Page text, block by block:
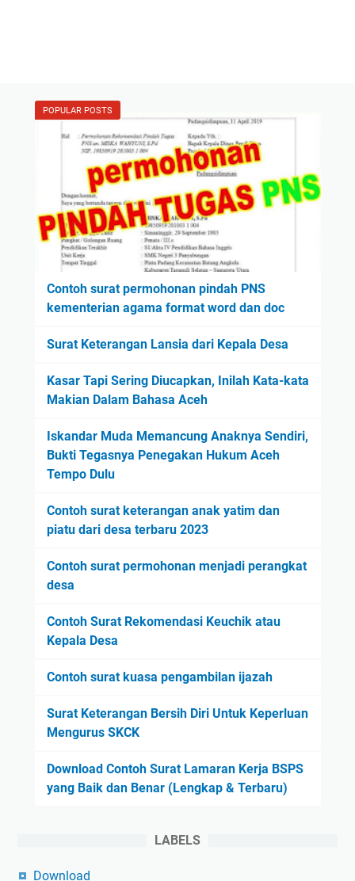
POPULAR POSTS
Contoh surat permohonan pindah PNS
kementerian agama format word dan doc
Surat Keterangan Lansia dari Kepala Desa
Kasar Tapi Sering Diucapkan, Inilah Kata-kata
Makian Dalam Bahasa Aceh
Iskandar Muda Memancung Anaknya Sendiri,
Bukti Tegasnya Penegakan Hukum Aceh
Tempo Dulu
Contoh surat keterangan anak yatim dan
piatu dari desa terbaru 2023
Contoh surat permohonan menjadi perangkat
desa
Contoh Surat Rekomendasi Keuchik atau
Kepala Desa
Contoh surat kuasa pengambilan ijazah
Surat Keterangan Bersih Diri Untuk Keperluan
Mengurus SKCK
Download Contoh Surat Lamaran Kerja BSPS
yang Baik dan Benar (Lengkap & Terbaru)
LABELS
Download